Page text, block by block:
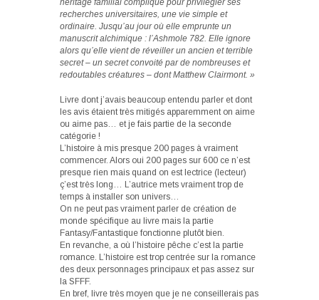
héritage familial compliqué pour privilégier ses
recherches universitaires, une vie simple et
ordinaire. Jusqu’au jour où elle emprunte un
manuscrit alchimique : l’Ashmole 782. Elle ignore
alors qu’elle vient de réveiller un ancien et terrible
secret – un secret convoité par de nombreuses et
redoutables créatures – dont Matthew Clairmont. »
Livre dont j’avais beaucoup entendu parler et dont
les avis étaient très mitigés apparemment on aime
ou aime pas… et je fais partie de la seconde
catégorie !
L’histoire à mis presque 200 pages à vraiment
commencer. Alors oui 200 pages sur 600 ce n’est
presque rien mais quand on est lectrice (lecteur)
ç’est très long… L’autrice mets vraiment trop de
temps à installer son univers…
On ne peut pas vraiment parler de création de
monde spécifique au livre mais la partie
Fantasy/Fantastique fonctionne plutôt bien.
En revanche, a où l’histoire pêche c’est la partie
romance. L’histoire est trop centrée sur la romance
des deux personnages principaux et pas assez sur
la SFFF.
En bref, livre très moyen que je ne conseillerais pas